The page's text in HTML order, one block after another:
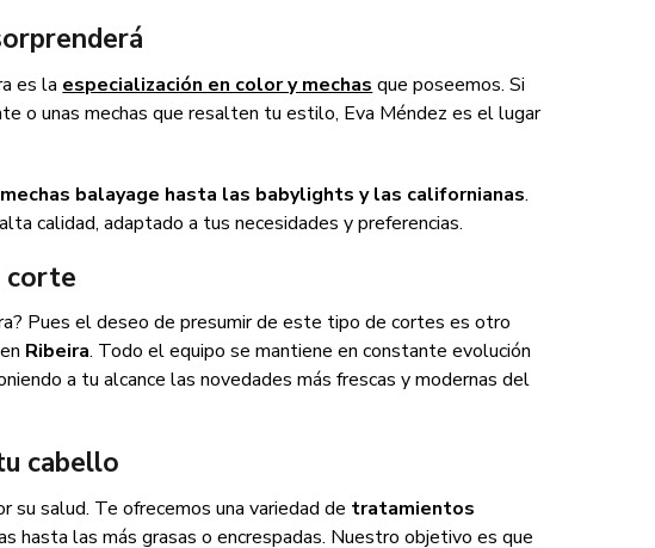
es la especialización en color y mechas que poseemos. Si
o unas mechas que resalten tu estilo, Eva Méndez es el lugar
mechas balayage hasta las babylights y las californianas.
calidad, adaptado a tus necesidades y preferencias.
corte
Pues el deseo de presumir de este tipo de cortes es otro
Ribeira. Todo el equipo se mantiene en constante evolución
a tu alcance las novedades más frescas y modernas del
cabello
salud. Te ofrecemos una variedad de tratamientos
hasta las más grasas o encrespadas. Nuestro objetivo es que